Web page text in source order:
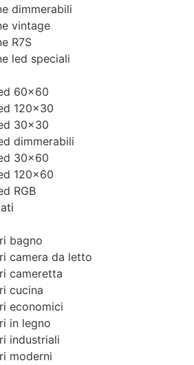
dimmerabili
vintage
R7S
led speciali
60×60
120×30
30×30
dimmerabili
30×60
120×60
RGB
bagno
camera da letto
cameretta
cucina
economici
in legno
industriali
moderni